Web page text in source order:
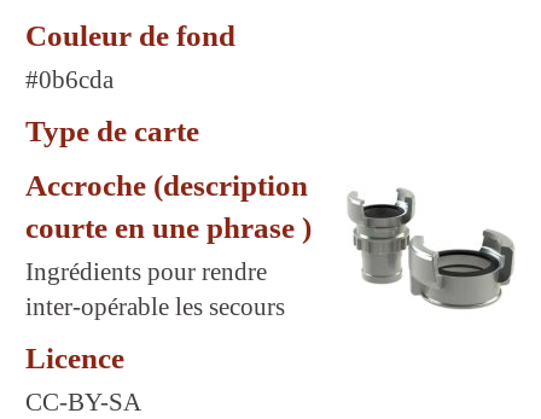
Couleur de fond
#0b6cda
Type de carte
Accroche (description
courte en une phrase )
Ingrédients pour rendre
inter-opérable les secours
Licence
CC-BY-SA